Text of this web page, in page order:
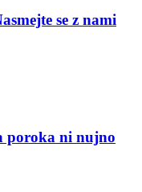
se z nami
poroka ni nujno